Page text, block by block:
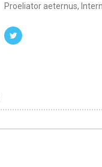
Proeliator aeternus,